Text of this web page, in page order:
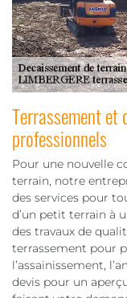
Terrassement et
professionnels
Pour une nouvelle
terrain, notre
des services pour
d’un petit terrain à
des travaux de
terrassement pour
l’assainissement,
devis pour un